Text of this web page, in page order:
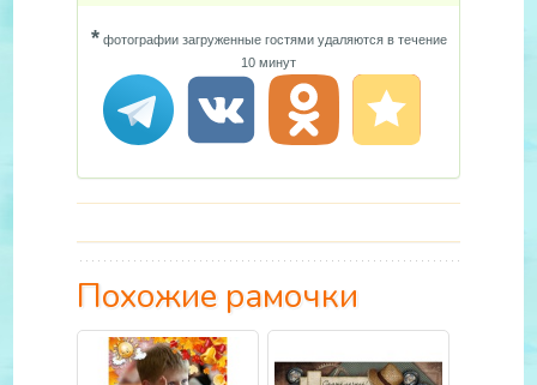
*фотографии загруженные гостями удаляются в течение
10 минут
Похожие рамочки